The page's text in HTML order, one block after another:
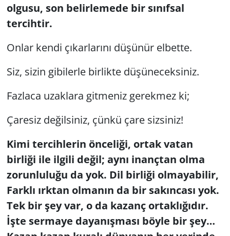
olgusu, son belirlemede bir sınıfsal
tercihtir.
Onlar kendi çıkarlarını düşünür elbette.
Siz, sizin gibilerle birlikte düşüneceksiniz.
Fazlaca uzaklara gitmeniz gerekmez ki;
Çaresiz değilsiniz, çünkü çare sizsiniz!
Kimi tercihlerin önceliği, ortak vatan
birliği ile ilgili değil; aynı inançtan olma
zorunluluğu da yok. Dil birliği olmayabilir,
Farklı ırktan olmanın da bir sakıncası yok.
Tek bir şey var, o da kazanç ortaklığıdır.
İşte sermaye dayanışması böyle bir şey…